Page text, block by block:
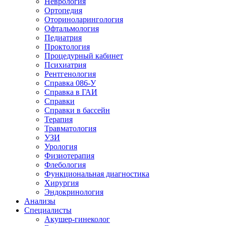
Ортопедия
Оториноларингология
Офтальмология
Педиатрия
Проктология
Процедурный кабинет
Психиатрия
Рентгенология
Справка 086-У
Справка в ГАИ
Справки
Справки в бассейн
Терапия
Травматология
УЗИ
Урология
Физиотерапия
Флебология
Функциональная диагностика
Хирургия
Эндокринология
Анализы
Специалисты
Акушер-гинеколог